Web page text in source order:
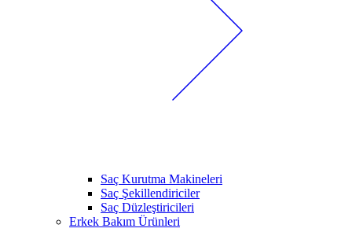
Saç Kurutma Makineleri
Saç Şekillendiriciler
Saç Düzleştiricileri
Erkek Bakım Ürünleri